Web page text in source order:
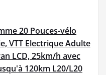
20 Pouces-vélo
VTT Electrique Adulte
LCD, 25km/h avec
120km L20/L20